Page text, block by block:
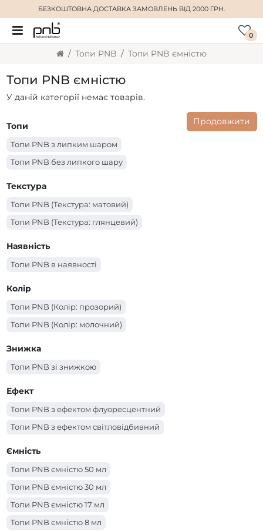
БЕЗКОШТОВНА ДОСТАВКА ЗАМОВЛЕНЬ ВІД 2000 ГРН.
0
Топи PNB Топи PNB ємністю
Топи PNB ємністю
У даній категорії немає товарів.
Продовжити
Топи
Топи PNB з липким шаром
Топи PNB без липкого шару
Текстура
Топи PNB (Текстура: матовий)
Топи PNB (Текстура: глянцевий)
Наявність
Топи PNB в наявності
Колір
Топи PNB (Колір: прозорий)
Топи PNB (Колір: молочний)
Знижка
Топи PNB зі знижкою
Ефект
Топи PNB з ефектом флуоресцентний
Топи PNB з ефектом світловідбивний
Ємність
Топи PNB ємністю 50 мл
Топи PNB ємністю 30 мл
Топи PNB ємністю 17 мл
Топи PNB ємністю 8 мл